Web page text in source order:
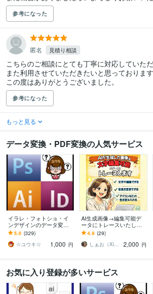
参考になった
匿名 見積り相談
こちらのご相談にとても丁寧に対応していただ
また利用させていただきたいと思っております
この度はありがとうございました。
参考になった
もっと見る
データ変換・PDF変換の人気サービス
イラレ・フォトショ・イ
ンデザインのデータ変換
します デザイン作成のご
相談はDMより受けており
ます
5.0 (329)
☆ユウキ☆
1,000 円
AI生成画像→編集可能デ
ータにトレースいたしま
す ☆AI画像、そのまま
「使えない問題」解決し
ます！
4.9 (29)
しぁお（Xiao）
2,000 円
お気に入り登録が多いサービス